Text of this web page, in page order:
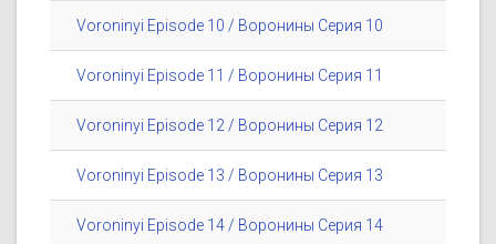
Voroninyi Episode 10 / Воронины Серия 10
Voroninyi Episode 11 / Воронины Серия 11
Voroninyi Episode 12 / Воронины Серия 12
Voroninyi Episode 13 / Воронины Серия 13
Voroninyi Episode 14 / Воронины Серия 14